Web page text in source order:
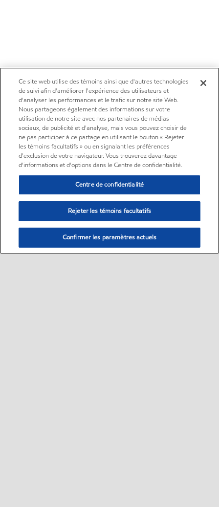
Ce site web utilise des témoins ainsi que d'autres technologies
de suivi afin d'améliorer l'expérience des utilisateurs et
d'analyser les performances et le trafic sur notre site Web.
Nous partageons également des informations sur votre
utilisation de notre site avec nos partenaires de médias
sociaux, de publicité et d'analyse, mais vous pouvez choisir de
ne pas participer à ce partage en utilisant le bouton « Rejeter
les témoins facultatifs » ou en signalant les préférences
d'exclusion de votre navigateur. Vous trouverez davantage
d'informations et d'options dans le Centre de confidentialité.
Centre de confidentialité
Rejeter les témoins facultatifs
Confirmer les paramètres actuels